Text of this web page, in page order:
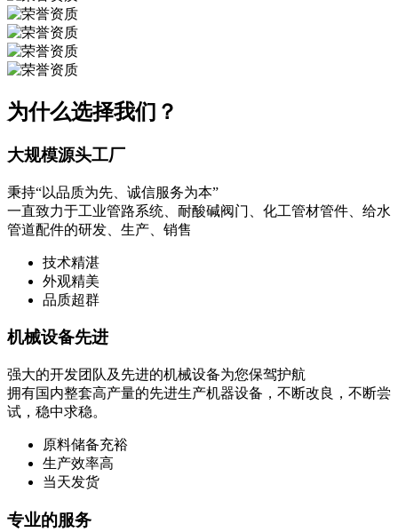
为什么选择我们？
大规模源头工厂
秉持“以品质为先、诚信服务为本”
一直致力于工业管路系统、耐酸碱阀门、化工管材管件、给水
管道配件的研发、生产、销售
技术精湛
外观精美
品质超群
机械设备先进
强大的开发团队及先进的机械设备为您保驾护航
拥有国内整套高产量的先进生产机器设备，不断改良，不断尝
试，稳中求稳。
原料储备充裕
生产效率高
当天发货
专业的服务